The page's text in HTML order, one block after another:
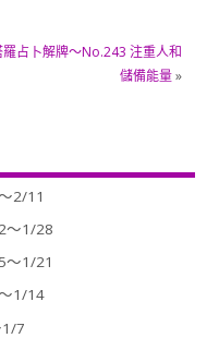
羅占卜解牌～No.243 注重人和
儲備能量»
2/11
～1/28
～1/21
1/14
7